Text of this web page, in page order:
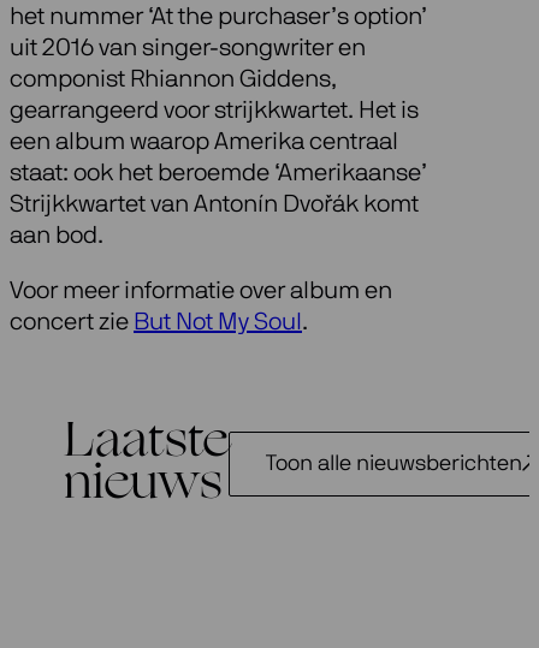
het nummer ‘At the purchaser’s option’
uit 2016 van singer-songwriter en
componist Rhiannon Giddens,
gearrangeerd voor strijkkwartet. Het is
een album waarop Amerika centraal
staat: ook het beroemde ‘Amerikaanse’
Strijkkwartet van Antonín Dvořák komt
aan bod.
Voor meer informatie over album en
concert zie But Not My Soul .
Laatste
nieuws
Toon alle nieuwsberichten